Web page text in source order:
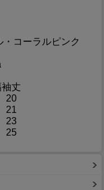
コーラルピンク
袖丈
20
21
23
25